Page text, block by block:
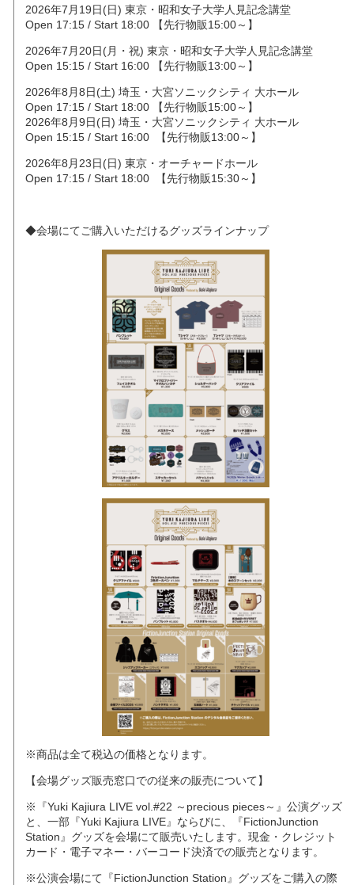
2026年7月19日(日) 東京・昭和女子大学人見記念講堂
Open 17:15 / Start 18:00 【先行物販15:00～】
2026年7月20日(月・祝) 東京・昭和女子大学人見記念講堂
Open 15:15 / Start 16:00 【先行物販13:00～】
2026年8月8日(土) 埼玉・大宮ソニックシティ 大ホール
Open 17:15 / Start 18:00 【先行物販15:00～】
2026年8月9日(日) 埼玉・大宮ソニックシティ 大ホール
Open 15:15 / Start 16:00 【先行物販13:00～】
2026年8月23日(日) 東京・オーチャードホール
Open 17:15 / Start 18:00 【先行物販15:30～】
◆会場にてご購入いただけるグッズラインナップ
※商品は全て税込の価格となります。
【会場グッズ販売窓口での従来の販売について】
※『Yuki Kajiura LIVE vol.#22 ～precious pieces～』公演グッズ
と、一部『Yuki Kajiura LIVE』ならびに、『FictionJunction
Station』グッズを会場にて販売いたします。現金・クレジット
カード・電子マネー・バーコード決済での販売となります。
※公演会場にて『FictionJunction Station』グッズをご購入の際